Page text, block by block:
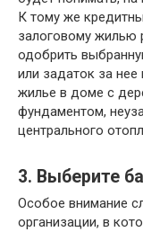
К тому же
залоговому жилью
одобрить
или задаток за нее
жилье в доме с
фундаментом,
центрального
3. Выберите
Особое внимание
организации, в